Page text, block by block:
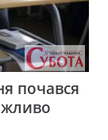
почався